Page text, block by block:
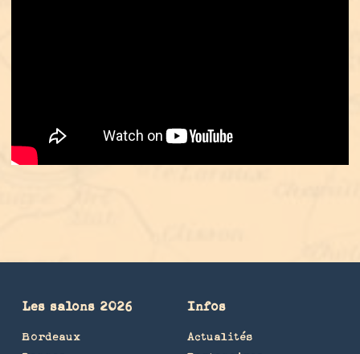
Les salons 2026
Bordeaux
Infos
Actualités